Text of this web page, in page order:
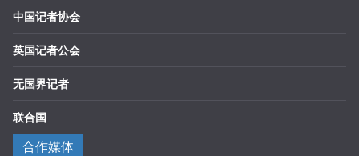
中国记者协会
英国记者公会
无国界记者
联合国
合作媒体